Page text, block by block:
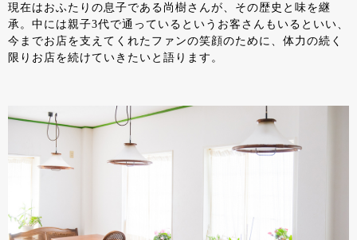
現在はおふたりの息子である尚樹さんが、その歴史と味を継
承。中には親子3代で通っているというお客さんもいるといい、
今までお店を支えてくれたファンの笑顔のために、体力の続く
限りお店を続けていきたいと語ります。